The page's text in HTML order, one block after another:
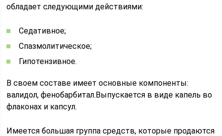
обладает следующими действиями:
Седативное;
Спазмолитическое;
Гипотензивное.
В своем составе имеет основные компоненты:
валидол, фенобарбитал.Выпускается в виде капель во
флаконах и капсул.
Имеется большая группа средств, которые продаются